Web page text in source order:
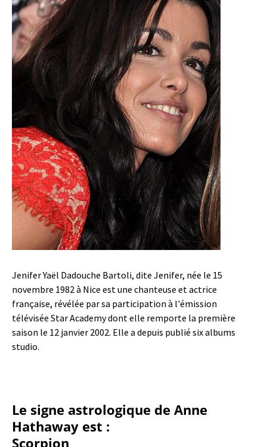
Jenifer Yaël Dadouche Bartoli, dite Jenifer, née le 15
novembre 1982 à Nice est une chanteuse et actrice
française, révélée par sa participation à l'émission
télévisée Star Academy dont elle remporte la première
saison le 12 janvier 2002. Elle a depuis publié six albums
studio.
Le signe astrologique de Anne
Hathaway est :
Scorpion